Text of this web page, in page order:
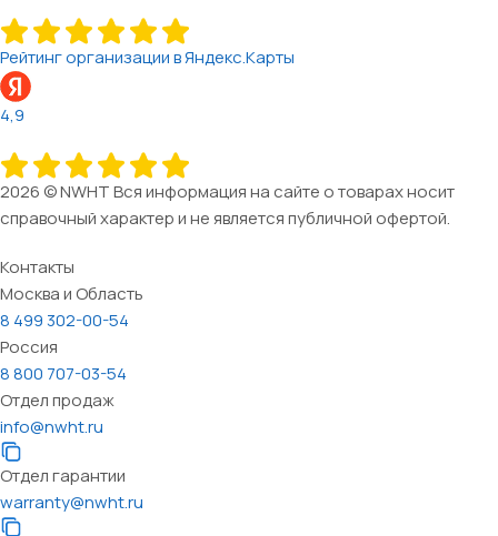
Рейтинг организации в Яндекс.Карты
4,9
2026 © NWHT Вся информация на сайте о товарах носит
справочный характер и не является публичной офертой.
Контакты
Москва и Область
8 499 302-00-54
Россия
8 800 707-03-54
Отдел продаж
info@nwht.ru
Отдел гарантии
warranty@nwht.ru